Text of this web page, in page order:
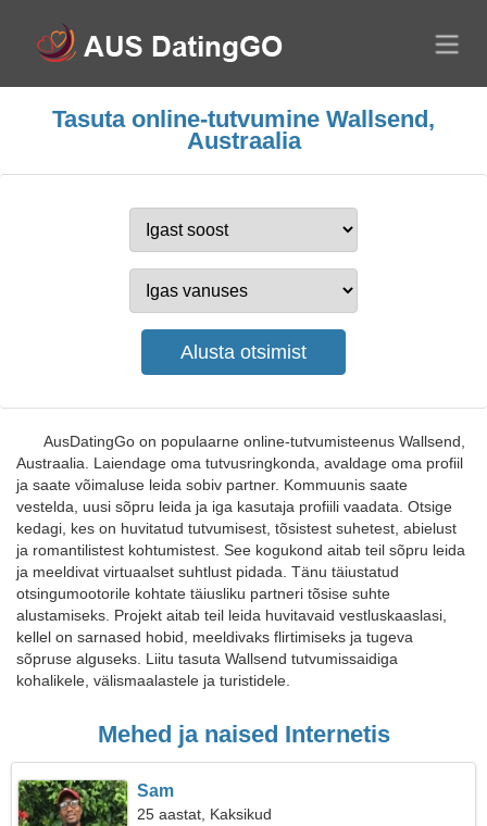
Tasuta online-tutvumine Wallsend,
Austraalia
AusDatingGo on populaarne online-tutvumisteenus Wallsend,
Austraalia. Laiendage oma tutvusringkonda, avaldage oma profiil
ja saate võimaluse leida sobiv partner. Kommuunis saate
vestelda, uusi sõpru leida ja iga kasutaja profiili vaadata. Otsige
kedagi, kes on huvitatud tutvumisest, tõsistest suhetest, abielust
ja romantilistest kohtumistest. See kogukond aitab teil sõpru leida
ja meeldivat virtuaalset suhtlust pidada. Tänu täiustatud
otsingumootorile kohtate täiusliku partneri tõsise suhte
alustamiseks. Projekt aitab teil leida huvitavaid vestluskaaslasi,
kellel on sarnased hobid, meeldivaks flirtimiseks ja tugeva
sõpruse alguseks. Liitu tasuta Wallsend tutvumissaidiga
kohalikele, välismaalastele ja turistidele.
Mehed ja naised Internetis
Sam
25 aastat, Kaksikud